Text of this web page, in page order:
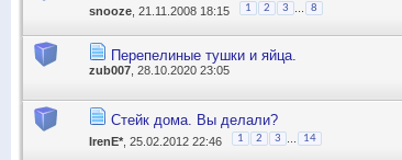
snooze , 21.11.2008 18:15 1 2 3 8
Перепелиные тушки и яйца.
zub007 , 28.10.2020 23:05
Стейк дома. Вы делали?
IrenE* , 25.02.2012 22:46 1 2 3 14